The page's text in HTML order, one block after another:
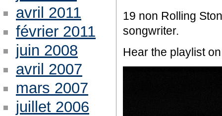
19 non Rolling
songwriter.
Hear the playlist
avril 2011
février 2011
juin 2008
avril 2007
mars 2007
juillet 2006